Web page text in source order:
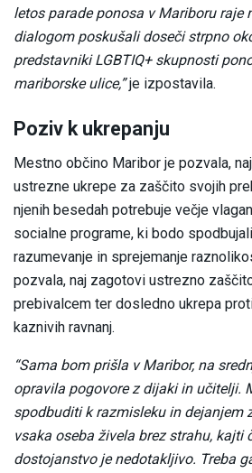
letos parade ponosa v Mariboru raje
dialogom poskušali doseči strpno
predstavniki LGBTIQ+ skupnosti
mariborske ulice,”je izpostavila.
Poziv k ukrepanju
Mestno občino Maribor je pozvala,
ustrezne ukrepe za zaščito svojih
njenih besedah potrebuje večje
socialne programe, ki bodo
razumevanje in sprejemanje
pozvala, naj zagotovi ustrezno
prebivalcem ter dosledno ukrepa
kaznivih ravnanj.
“Sama bom prišla v Maribor, na
opravila pogovore z dijaki in učitelji.
spodbuditi k razmisleku in dejanjem
vsaka oseba živela brez strahu, kajti
dostojanstvo je nedotakljivo. Treba